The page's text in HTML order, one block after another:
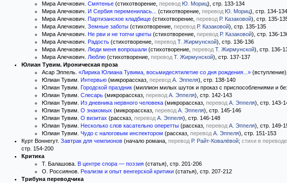
Мира Алечкович. Смятенье (стихотворение, перевод Ю. Мориц), стр. 133-134
Мира Алечкович. И Сербия переменилась... (стихотворение, перевод Ю. Мориц), стр. 134-134
Мира Алечкович. Партизанское кладбище (стихотворение, перевод Р. Казаковой), стр. 135-
Мира Алечкович. Земные заботы (стихотворение, перевод Р. Казаковой), стр. 135-135
Мира Алечкович. Не рви и не топчи цветы (стихотворение, перевод Р. Казаковой), стр. 136-
Мира Алечкович. Радость (стихотворение, перевод Т. Жирмунской), стр. 136-136
Мира Алечкович. Люди меня вопрошали (стихотворение, перевод Т. Жирмунской), стр. 136-
Мира Алечкович. Люблю (стихотворение, перевод Т. Жирмунской), стр. 137-137
Юлиан Тувим. Ироническая проза
Асар Эппель. «Лирика Юлиана Тувима, восьмидесятилетие со дня рождения...»
Юлиан Тувим. Интервью (микрорассказ, перевод А. Эппеля), стр. 138-140
Юлиан Тувим. Городской праздник (миллион милых шуток и проказ с приспособлениями и
Юлиан Тувим. Слесарь (микрорассказ, перевод А. Эппеля), стр. 142-143
Юлиан Тувим. Из дневника нервного человека (микрорассказ, перевод А. Эппеля), стр. 143-
Юлиан Тувим. О знакомых (микрорассказ, перевод А. Эппеля), стр. 145-146
Юлиан Тувим. О визитах (рассказ, перевод А. Эппеля), стр. 146-148
Юлиан Тувим. Несколько слов касательно оперетты (рассказ, перевод А. Эппеля), стр. 149-
Юлиан Тувим. Чудо с налоговым инспектором (рассказ, перевод А. Эппеля), стр. 151-153
Курт Воннегут. Завтрак для чемпионов (начало романа, перевод Р. Райт-Ковалёвой; стихи в переводе
стр. 154-200
Критика
Т. Балашова. В центре спора — поэзия (статья), стр. 201-206
О. Россиянов. Реализм и опыт венгерской критики (статья), стр. 207-212
Трибуна переводчика